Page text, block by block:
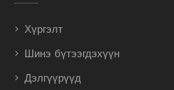
Хүргэлт
Шинэ бүтээгдэхүүн
Дэлгүүрүүд